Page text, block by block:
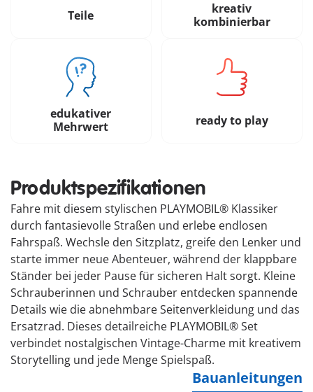
Teile
kreativ
kombinierbar
edukativer
Mehrwert
ready to play
Produktspezifikationen
Fahre mit diesem stylischen PLAYMOBIL® Klassiker
durch fantasievolle Straßen und erlebe endlosen
Fahrspaß. Wechsle den Sitzplatz, greife den Lenker und
starte immer neue Abenteuer, während der klappbare
Ständer bei jeder Pause für sicheren Halt sorgt. Kleine
Schrauberinnen und Schrauber entdecken spannende
Details wie die abnehmbare Seitenverkleidung und das
Ersatzrad. Dieses detailreiche PLAYMOBIL® Set
verbindet nostalgischen Vintage-Charme mit kreativem
Storytelling und jede Menge Spielspaß.
Bauanleitungen